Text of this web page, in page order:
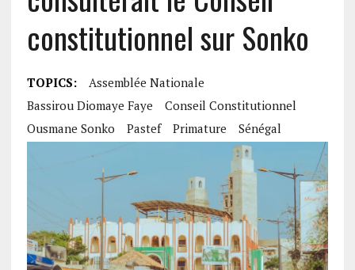
constitutionnel sur Sonko
TOPICS:
Assemblée Nationale
Bassirou Diomaye Faye
Conseil Constitutionnel
Ousmane Sonko
Pastef Primature Sénégal